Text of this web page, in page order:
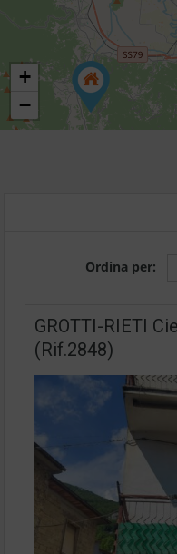
+
−
Ordina per:
GROTTI-RIETI
(Rif.2848)